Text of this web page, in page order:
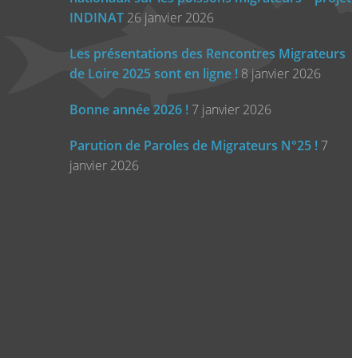
INDINAT 26 janvier 2026
Les présentations des Rencontres Migrateurs
de Loire 2025 sont en ligne ! 8 janvier 2026
Bonne année 2026 ! 7 janvier 2026
Parution de Paroles de Migrateurs N°25 ! 7
janvier 2026